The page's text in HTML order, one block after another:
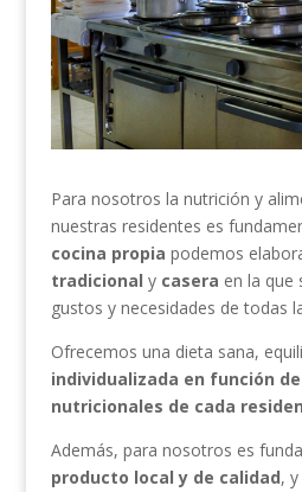
Para nosotros la nutrición y
nuestras residentes es
cocina propia podemos
tradicional y casera en la que
gustos y necesidades de todas
Ofrecemos una dieta sana,
individualizada en función
nutricionales de cada
Además, para nosotros es
producto local y de calidad,